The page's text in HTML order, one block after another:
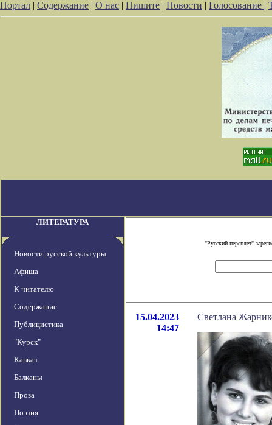
Портал | Содержание | О нас | Пишите | Новости | Голосование |
ЛИТЕРАТУРА
Новости русской культуры
Афиша
К читателю
Содержание
Публицистика
"Курск"
Кавказ
Балканы
Проза
Поэзия
"Русский переплет"
15.04.2023
14:47
Светлана